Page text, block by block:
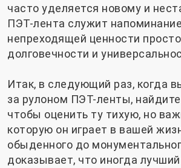
часто уделяется новому и
ПЭТ-лента служит
непреходящей ценности
долговечности и
Итак, в следующий раз, когда
за рулоном ПЭТ-ленты,
чтобы оценить ту тихую, но
которую он играет в вашей
обыденного до
доказывает, что иногда